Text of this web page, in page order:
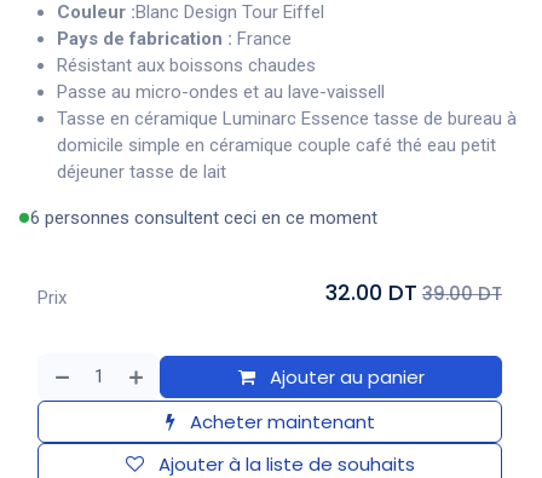
Couleur :Blanc Design Tour Eiffel
Pays de fabrication : France
Résistant aux boissons chaudes
Passe au micro-ondes et au lave-vaissell
Tasse en céramique Luminarc Essence tasse de bureau à
domicile simple en céramique couple café thé eau petit
déjeuner tasse de lait
6 personnes consultent ceci en ce moment
Ajouter au panier
Acheter maintenant
Ajouter à la liste de souhaits
Prix 32.00 DT 39.00 DT